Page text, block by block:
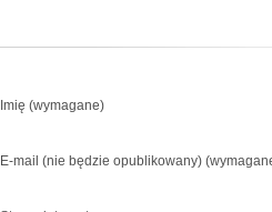
Imię (wymagane)
E-mail (nie będzie opublikowany)